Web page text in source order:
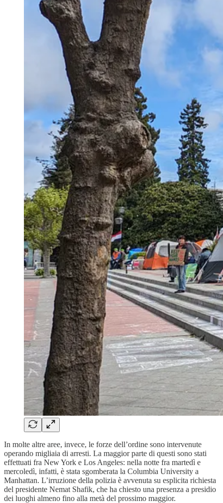
In molte altre aree, invece, le forze dell’ordine sono intervenute
operando migliaia di arresti. La maggior parte di questi sono stati
effettuati fra New York e Los Angeles: nella notte fra martedì e
mercoledì, infatti, è stata sgomberata la Columbia University a
Manhattan. L’irruzione della polizia è avvenuta su esplicita richiesta
del presidente Nemat Shafik, che ha chiesto una presenza a presidio
dei luoghi almeno fino alla metà del prossimo maggior.